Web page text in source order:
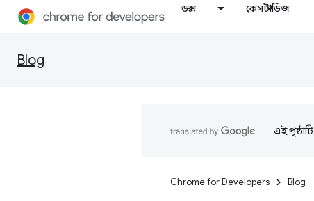
ডক্স কেস স্টাডিজ
Blog
এই পৃষ্ঠাটি
Chrome for Developers Blog